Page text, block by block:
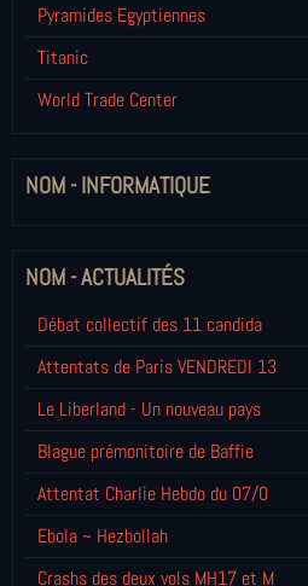
Pyramides Egyptiennes
Titanic
World Trade Center
NOM - INFORMATIQUE
NOM - ACTUALITÉS
Débat collectif des 11 candida
Attentats de Paris VENDREDI 13
Le Liberland - Un nouveau pays
Blague prémonitoire de Baffie
Attentat Charlie Hebdo du 07/0
Ebola ~ Hezbollah
Crashs des deux vols MH17 et M